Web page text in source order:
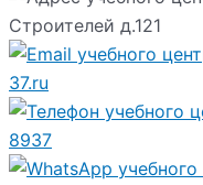
Строителей д.121
37.ru
8937